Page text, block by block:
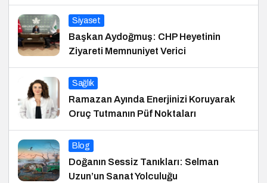
Siyaset
Başkan Aydoğmuş: CHP Heyetinin
Ziyareti Memnuniyet Verici
Sağlık
Ramazan Ayında Enerjinizi Koruyarak
Oruç Tutmanın Püf Noktaları
Blog
Doğanın Sessiz Tanıkları: Selman
Uzun’un Sanat Yolculuğu